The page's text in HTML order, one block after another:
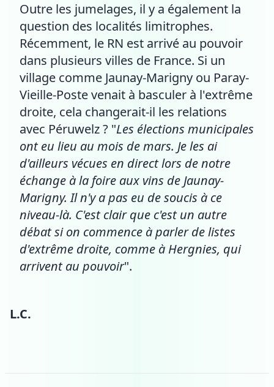
Outre les jumelages, il y a également la
question des localités limitrophes.
Récemment, le RN est arrivé au pouvoir
dans plusieurs villes de France. Si un
village comme Jaunay-Marigny ou Paray-
Vieille-Poste venait à basculer à l'extrême
droite, cela changerait-il les relations
avec Péruwelz ? "Les élections municipales
ont eu lieu au mois de mars. Je les ai
d'ailleurs vécues en direct lors de notre
échange à la foire aux vins de Jaunay-
Marigny. Il n'y a pas eu de soucis à ce
niveau-là. C'est clair que c'est un autre
débat si on commence à parler de listes
d'extrême droite, comme à Hergnies, qui
arrivent au pouvoir".
L.C.